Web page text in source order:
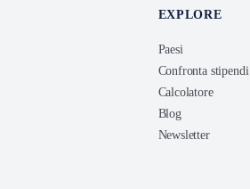
EXPLORE
Paesi
Confronta stipendi
Calcolatore
Blog
Newsletter